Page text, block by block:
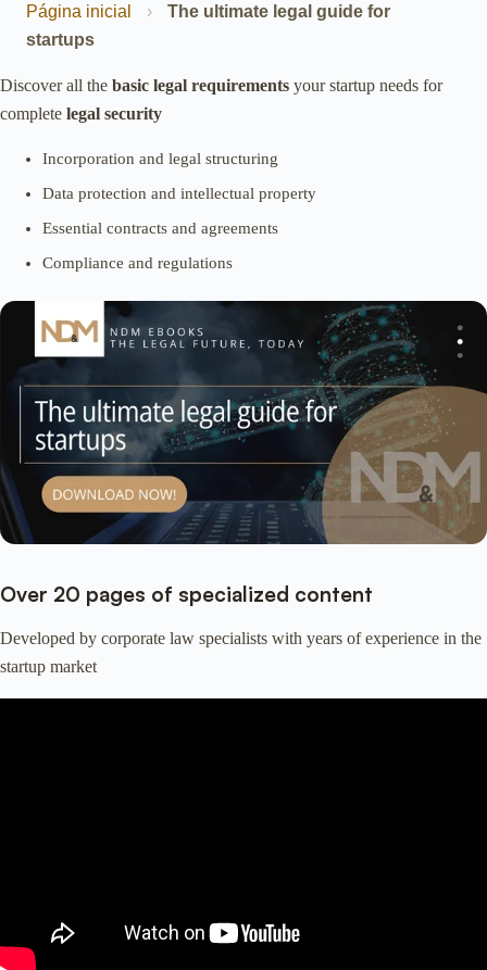
Página inicial ›
The ultimate legal guide for
startups
Discover all the basic legal requirements your startup needs for
complete legal security
Incorporation and legal structuring
Data protection and intellectual property
Essential contracts and agreements
Compliance and regulations
Over 20 pages of specialized content
Developed by corporate law specialists with years of experience in the
startup market